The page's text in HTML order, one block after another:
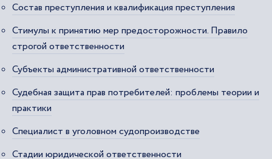
Состав преступления и квалификация преступления
Стимулы к принятию мер предосторожности. Правило
строгой ответственности
Субъекты административной ответственности
Судебная защита прав потребителей: проблемы теории и
практики
Специалист в уголовном судопроизводстве
Стадии юридической ответственности